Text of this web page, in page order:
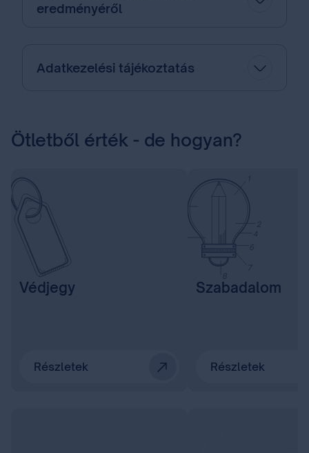
eredményéről
Adatkezelési tájékoztatás
Ötletből érték - de hogyan?
Védjegy
Részletek
Szabadalom
Részletek